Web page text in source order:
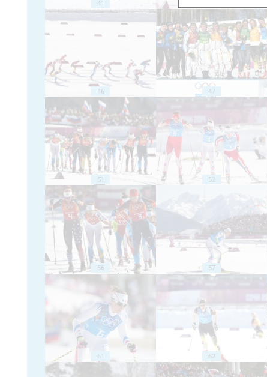
41
46 47
51 52
56 57
61 62